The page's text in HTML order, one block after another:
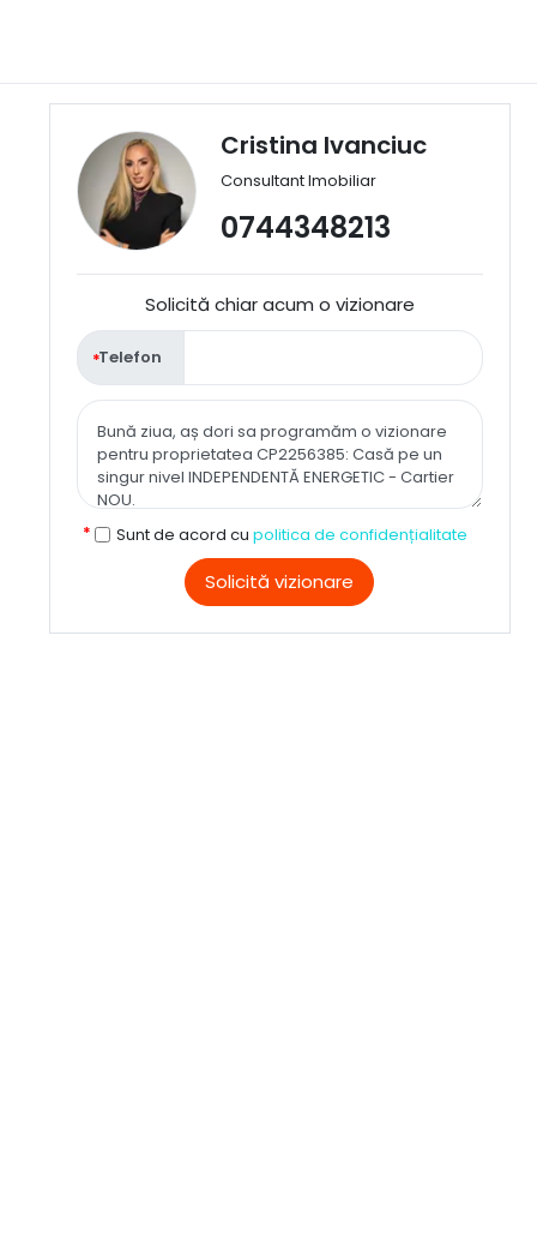
Cristina Ivanciuc
Consultant Imobiliar
0744348213
Solicită chiar acum o vizionare
Telefon
Sunt de acord cu politica de confidențialitate
Solicită vizionare